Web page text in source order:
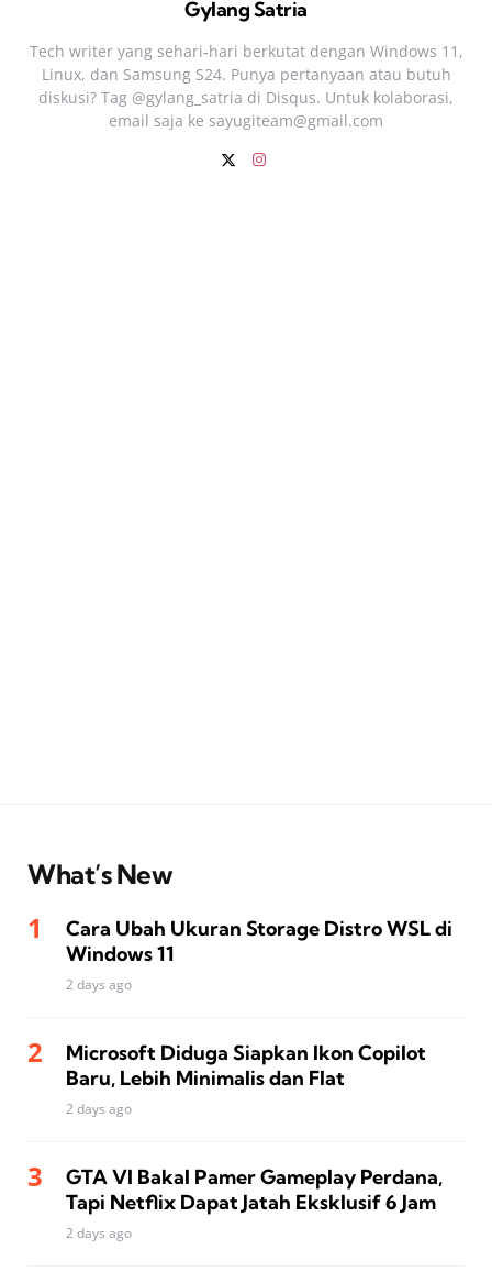
Gylang Satria
Tech writer yang sehari‑hari berkutat dengan Windows 11,
Linux, dan Samsung S24. Punya pertanyaan atau butuh
diskusi? Tag @gylang_satria di Disqus. Untuk kolaborasi,
email saja ke sayugiteam@gmail.com
What’s New
Cara Ubah Ukuran Storage Distro WSL di
Windows 11
2 days ago
Microsoft Diduga Siapkan Ikon Copilot
Baru, Lebih Minimalis dan Flat
2 days ago
GTA VI Bakal Pamer Gameplay Perdana,
Tapi Netflix Dapat Jatah Eksklusif 6 Jam
2 days ago